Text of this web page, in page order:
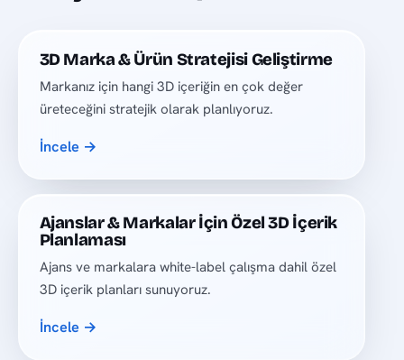
3D Marka & Ürün Stratejisi Geliştirme
Markanız için hangi 3D içeriğin en çok değer
üreteceğini stratejik olarak planlıyoruz.
İncele →
Ajanslar & Markalar İçin Özel 3D İçerik
Planlaması
Ajans ve markalara white-label çalışma dahil özel
3D içerik planları sunuyoruz.
İncele →